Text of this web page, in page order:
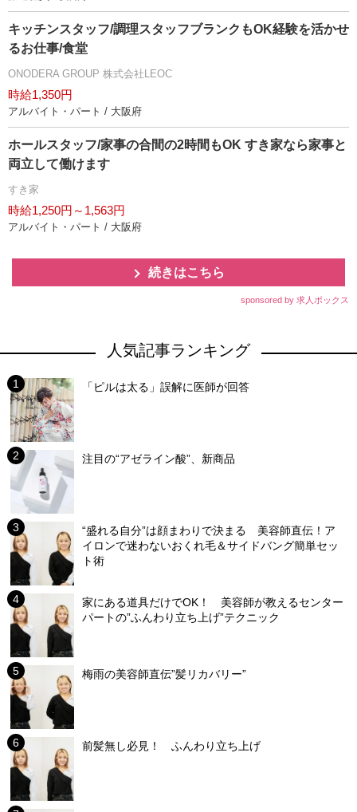
キッチンスタッフ/調理スタッフブランクもOK経験を活かせ
るお仕事/食堂
ONODERA GROUP 株式会社LEOC
時給1,350円
アルバイト・パート / 大阪府
ホールスタッフ/家事の合間の2時間もOK すき家なら家事と
両立して働けます
すき家
時給1,250円～1,563円
アルバイト・パート / 大阪府
続きはこちら
sponsored by 求人ボックス
人気記事ランキング
「ピルは太る」誤解に医師が回答
注目の“アゼライン酸”、新商品
“盛れる自分”は顔まわりで決まる 美容師直伝！ア
イロンで迷わないおくれ毛＆サイドバング簡単セッ
ト術
家にある道具だけでOK！ 美容師が教えるセンター
パートの”ふんわり立ち上げ”テクニック
梅雨の美容師直伝”髪リカバリー”
前髪無し必見！ ふんわり立ち上げ